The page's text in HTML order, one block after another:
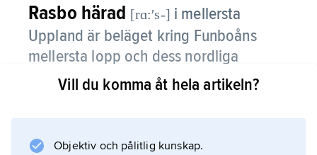
Rasbo härad [rɑ:ʹs-] i mellersta
Uppland är beläget kring Funboåns
mellersta lopp och dess nordliga
tillflöden.
Hofs gästgivaregård.
Vill du komma åt hela artikeln?
Objektiv och pålitlig kunskap.